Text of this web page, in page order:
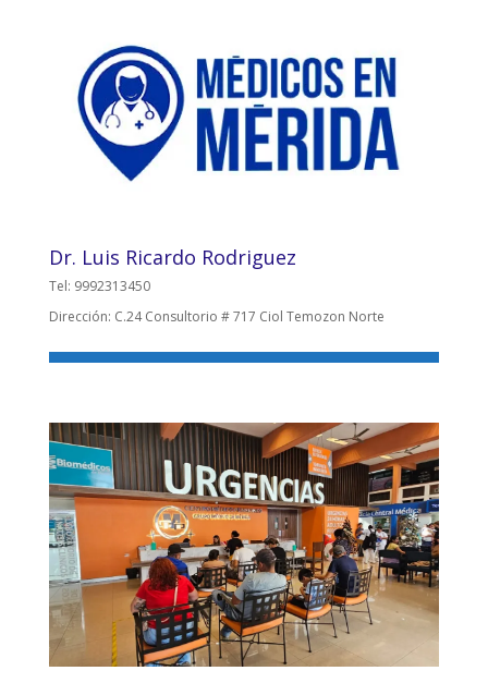
Dr. Luis Ricardo Rodriguez
Tel: 9992313450
Dirección: C.24 Consultorio # 717 Ciol Temozon Norte